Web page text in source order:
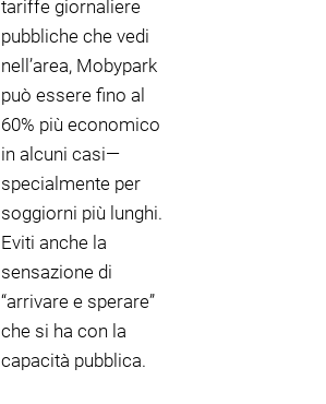
tariffe giornaliere
pubbliche che vedi
nell’area, Mobypark
può essere fino al
60% più economico
in alcuni casi—
specialmente per
soggiorni più lunghi.
Eviti anche la
sensazione di
“arrivare e sperare”
che si ha con la
capacità pubblica.